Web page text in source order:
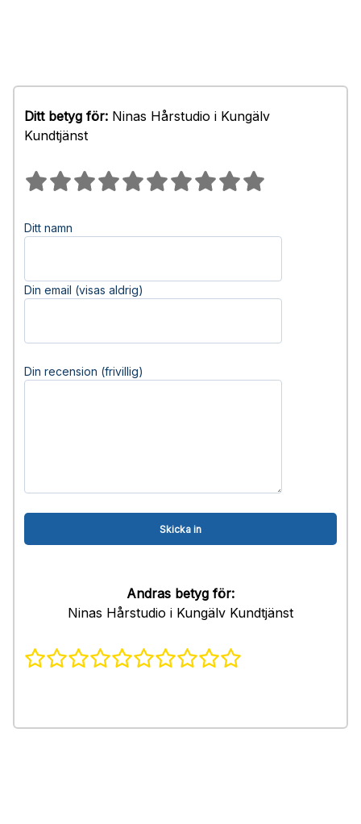
Ditt betyg för: Ninas Hårstudio i Kungälv
Kundtjänst
Ditt namn
Din email (visas aldrig)
Din recension (frivillig)
Andras betyg för:
Ninas Hårstudio i Kungälv Kundtjänst